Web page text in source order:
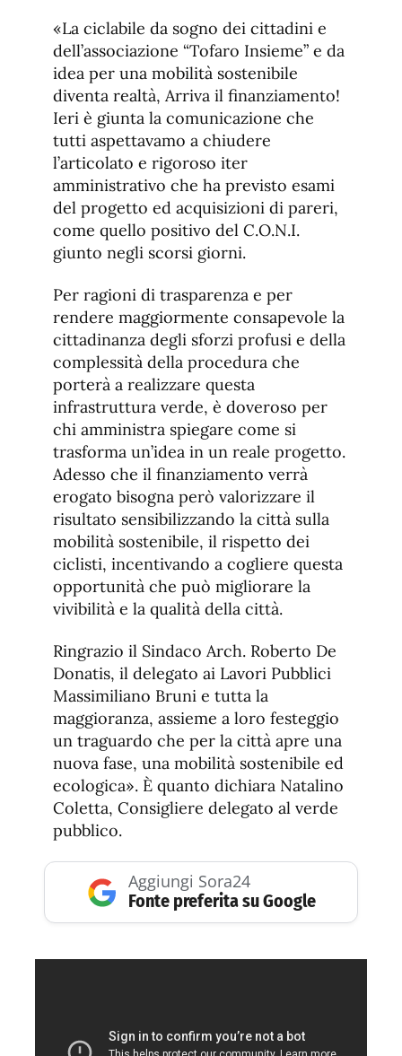
de
fuente
de
fuente.
«La ciclabile da sogno dei cittadini e
dell’associazione “Tofaro Insieme” e da
idea per una mobilità sostenibile
diventa realtà, Arriva il finanziamento!
Ieri è giunta la comunicazione che
tutti aspettavamo a chiudere
l’articolato e rigoroso iter
amministrativo che ha previsto esami
del progetto ed acquisizioni di pareri,
come quello positivo del C.O.N.I.
giunto negli scorsi giorni.
Per ragioni di trasparenza e per
rendere maggiormente consapevole la
cittadinanza degli sforzi profusi e della
complessità della procedura che
porterà a realizzare questa
infrastruttura verde, è doveroso per
chi amministra spiegare come si
trasforma un’idea in un reale progetto.
Adesso che il finanziamento verrà
erogato bisogna però valorizzare il
risultato sensibilizzando la città sulla
mobilità sostenibile, il rispetto dei
ciclisti, incentivando a cogliere questa
opportunità che può migliorare la
vivibilità e la qualità della città.
Ringrazio il Sindaco Arch. Roberto De
Donatis, il delegato ai Lavori Pubblici
Massimiliano Bruni e tutta la
maggioranza, assieme a loro festeggio
un traguardo che per la città apre una
nuova fase, una mobilità sostenibile ed
ecologica». È quanto dichiara Natalino
Coletta, Consigliere delegato al verde
pubblico.
Aggiungi Sora24
Fonte preferita su Google